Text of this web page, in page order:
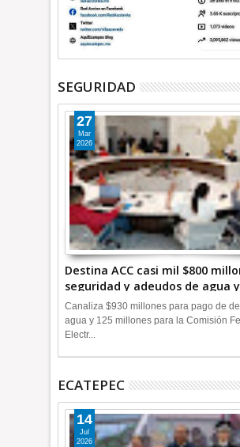
SEGURIDAD
Destina ACC casi mil $800
seguridad y adeudos de agua
+Video
27
Mar
2026
Canaliza $930 millones para pago de
agua y 125 millones para la Comisión
Electr...
ECATEPEC
14
Jul
2026